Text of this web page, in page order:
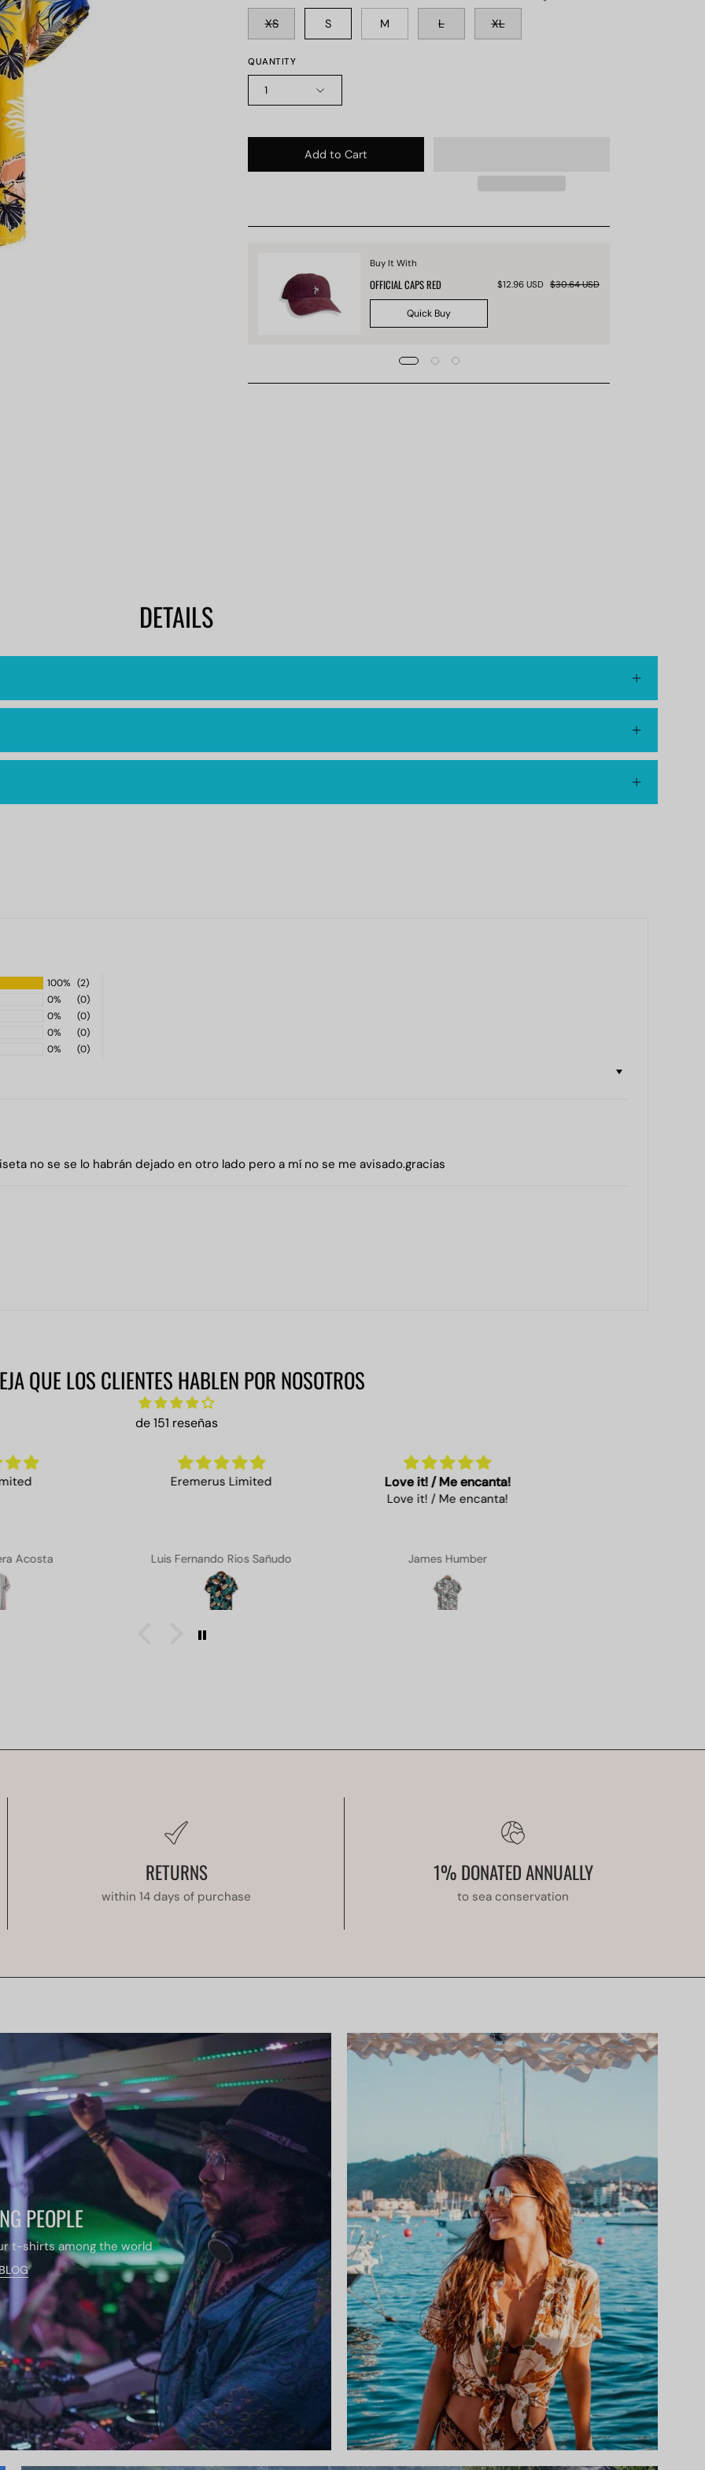
XS S M L XL
QUANTITY
1
Add to Cart
Buy It With
OFFICIAL CAPS RED $12.96 USD $30.64 USD
Quick Buy
DETAILS
100% (2)
0%
(0)
0%
(0)
0%
(0)
0%
(0)
no se se lo habrán dejado en otro lado pero a mí no se me avisado.gracias
QUE LOS CLIENTES HABLEN POR NOSOTROS
de 151 reseñas
Eremerus Limited
Luis Fernando Rios Sañudo
Love it! / Me encanta!
Love it! / Me encanta!
James Humber
RETURNS
within 14 days of purchase
1% DONATED ANNUALLY
to sea conservation
PEOPLE
t-shirts among the world
BLOG